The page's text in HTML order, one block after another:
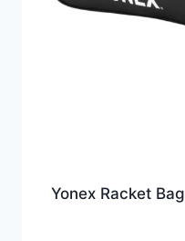
Yonex Racket